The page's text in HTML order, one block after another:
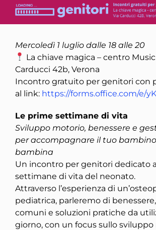
Mercoledì 1 luglio dalle 18 alle 20
La chiave magica – centro
Carducci 42b, Verona
Incontro gratuito per genitori con
al link: https://forms.office.com/e/
Le prime settimane di vita
Sviluppo motorio, benessere e
per accompagnare il tuo
bambina
Un incontro per genitori dedicato
settimane di vita del neonato.
Attraverso l’esperienza di
pediatrica, parleremo di
comuni e soluzioni pratiche da
giorno, con un focus sullo